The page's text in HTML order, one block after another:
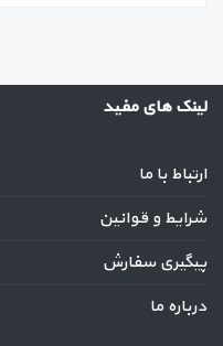
لینک های مفید
ارتباط با ما
شرایط و قوانین
پیگیری سفارش
درباره ما